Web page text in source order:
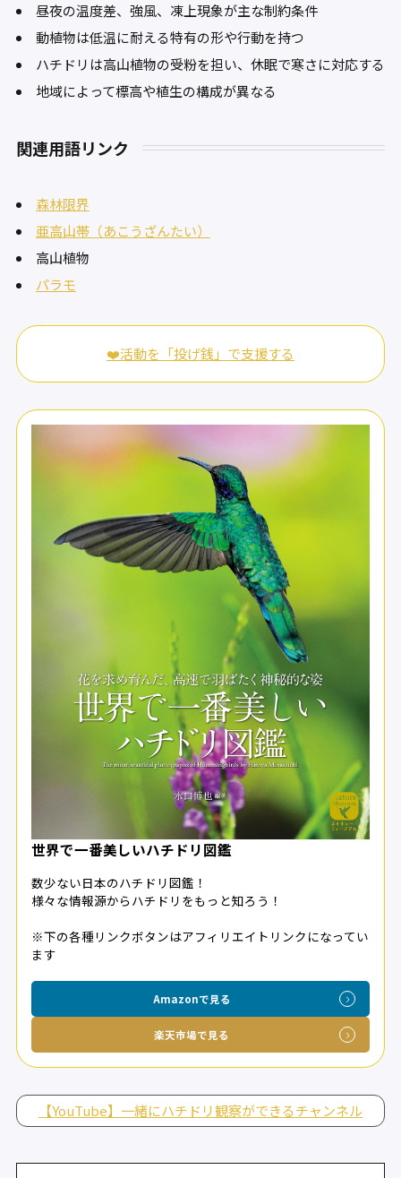
昼夜の温度差、強風、凍上現象が主な制約条件
動植物は低温に耐える特有の形や行動を持つ
ハチドリは高山植物の受粉を担い、休眠で寒さに対応する
地域によって標高や植生の構成が異なる
関連用語リンク
森林限界
亜高山帯（あこうざんたい）
高山植物
パラモ
❤️活動を「投げ銭」で支援する
世界で一番美しいハチドリ図鑑
数少ない日本のハチドリ図鑑！
様々な情報源からハチドリをもっと知ろう！
※下の各種リンクボタンはアフィリエイトリンクになってい
ます
Amazonで見る
楽天市場で見る
【YouTube】一緒にハチドリ観察ができるチャンネル